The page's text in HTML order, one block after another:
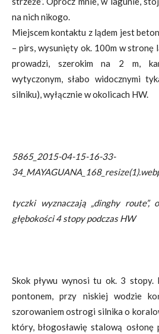
na nich nikogo.
Miejscem kontaktu z lądem jest
– pirs, wysunięty ok. 100m w stronę
prowadzi, szerokim na 2 m,
wytyczonym, słabo widocznymi
silniku), wyłącznie w okolicach HW.
5865_2015-04-15-16-33-
tyczki wyznaczają „dinghy
głębokości 4 stopy podczas HW
Skok pływu wynosi tu ok. 3 stopy.
pontonem, przy niskiej wodzie
szorowaniem ostrogi silnika o
który, błogosławię stalową